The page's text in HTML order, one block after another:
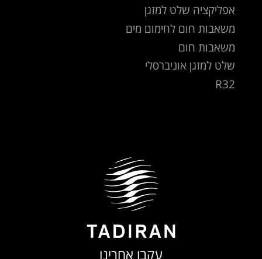
אפליקציה שלט למזגן
משאבות חום לחימום מים
משאבות חום
שלט למזגן אוניברסלי
R32
עקבו אחרינו